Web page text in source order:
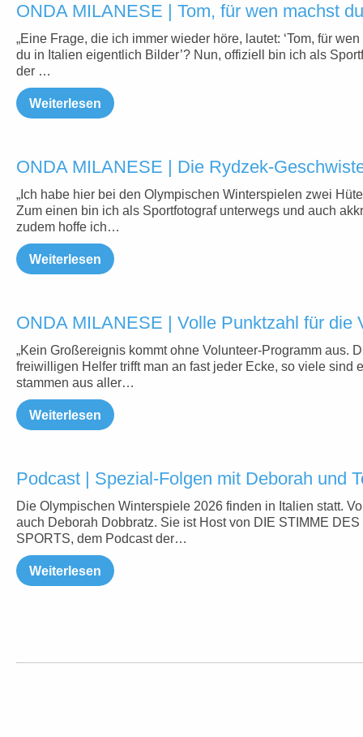
ONDA MILANESE | Tom, für wen machst
„Eine Frage, die ich immer wieder höre, lautet: ‘Tom, für
du in Italien eigentlich Bilder’? Nun, offiziell bin ich als
der …
Weiterlesen
ONDA MILANESE | Die Rydzek-
„Ich habe hier bei den Olympischen Winterspielen zwei
Zum einen bin ich als Sportfotograf unterwegs und auch
zudem hoffe ich…
Weiterlesen
ONDA MILANESE | Volle Punktzahl für die
„Kein Großereignis kommt ohne Volunteer-Programm aus.
freiwilligen Helfer trifft man an fast jeder Ecke, so viele sind
stammen aus aller…
Weiterlesen
Podcast | Spezial-Folgen mit Deborah und
Die Olympischen Winterspiele 2026 finden in Italien statt.
auch Deborah Dobbratz. Sie ist Host von DIE STIMME DES
SPORTS, dem Podcast der…
Weiterlesen